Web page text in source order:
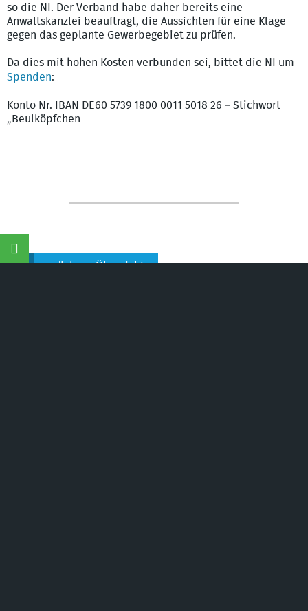
so die NI. Der Verband habe daher bereits eine
Anwaltskanzlei beauftragt, die Aussichten für eine Klage
gegen das geplante Gewerbegebiet zu prüfen.
Da dies mit hohen Kosten verbunden sei, bittet die NI um
Spenden:
Konto Nr. IBAN DE60 5739 1800 0011 5018 26 – Stichwort
„Beulköpfchen
zurück zur Übersicht
Landschaften, Wälder, Wildtiere und Lebensräume